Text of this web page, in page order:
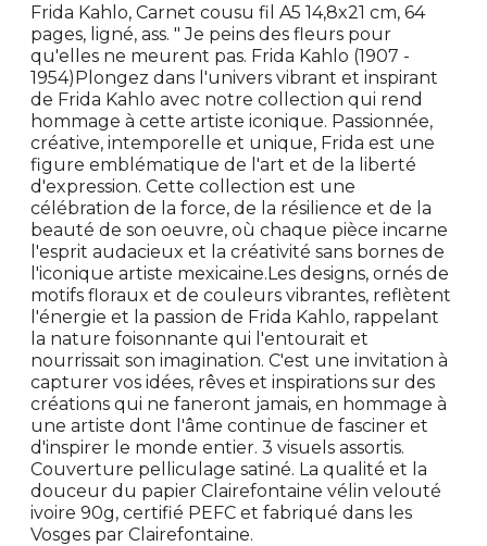
Frida Kahlo, Carnet cousu fil A5 14,8x21 cm, 64
pages, ligné, ass. " Je peins des fleurs pour
qu'elles ne meurent pas. Frida Kahlo (1907 -
1954)Plongez dans l'univers vibrant et inspirant
de Frida Kahlo avec notre collection qui rend
hommage à cette artiste iconique. Passionnée,
créative, intemporelle et unique, Frida est une
figure emblématique de l'art et de la liberté
d'expression. Cette collection est une
célébration de la force, de la résilience et de la
beauté de son oeuvre, où chaque pièce incarne
l'esprit audacieux et la créativité sans bornes de
l'iconique artiste mexicaine.Les designs, ornés de
motifs floraux et de couleurs vibrantes, reflètent
l'énergie et la passion de Frida Kahlo, rappelant
la nature foisonnante qui l'entourait et
nourrissait son imagination. C'est une invitation à
capturer vos idées, rêves et inspirations sur des
créations qui ne faneront jamais, en hommage à
une artiste dont l'âme continue de fasciner et
d'inspirer le monde entier. 3 visuels assortis.
Couverture pelliculage satiné. La qualité et la
douceur du papier Clairefontaine vélin velouté
ivoire 90g, certifié PEFC et fabriqué dans les
Vosges par Clairefontaine.